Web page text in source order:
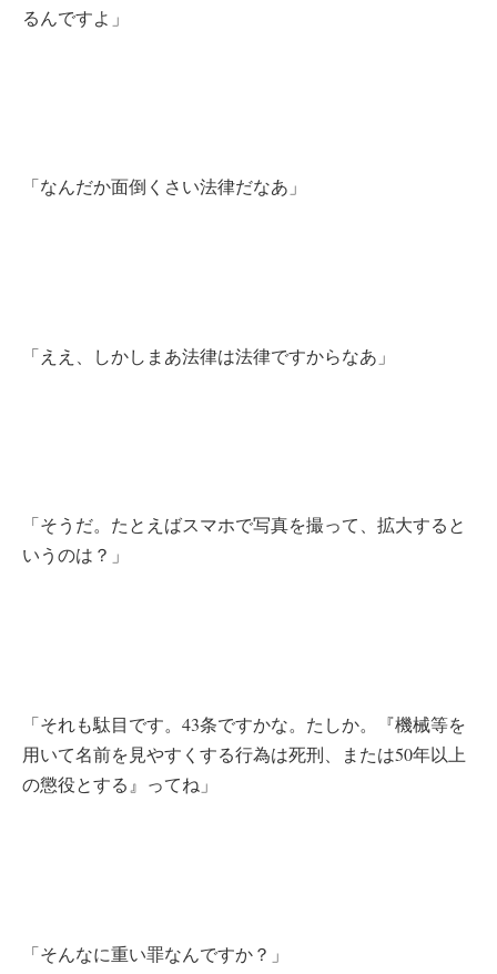
るんですよ」
「なんだか面倒くさい法律だなあ」
「ええ、しかしまあ法律は法律ですからなあ」
「そうだ。たとえばスマホで写真を撮って、拡大すると
いうのは？」
「それも駄目です。43条ですかな。たしか。『機械等を
用いて名前を見やすくする行為は死刑、または50年以上
の懲役とする』ってね」
「そんなに重い罪なんですか？」